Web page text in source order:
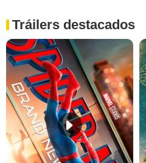
Tráilers destacados